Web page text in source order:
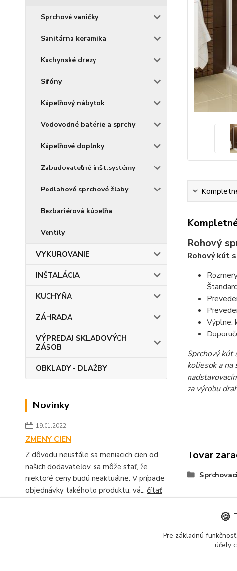
Sprchové vaničky
Sanitárna keramika
Kuchynské drezy
Sifóny
Kúpeľňový nábytok
Vodovodné batérie a sprchy
Kúpeľňové doplnky
Zabudovateľné inšt.systémy
Podlahové sprchové žlaby
Bezbariérová kúpeľňa
Ventily
VYKUROVANIE
INŠTALÁCIA
KUCHYŇA
ZÁHRADA
VÝPREDAJ SKLADOVÝCH
ZÁSOB
OBKLADY - DLAŽBY
Novinky
19.01.2022
ZMENY CIEN
Z dôvodu neustále sa meniacich cien od
našich dodavateľov, sa môže stať, že
niektoré ceny budú neaktuálne. V prípade
objednávky takéhoto produktu, vá... čítať
Rohový
Rohový kút
Výplne:
Sprchový kút
koliesok a na
za výrobu
Tovar
🍪
Pre základnú
účely